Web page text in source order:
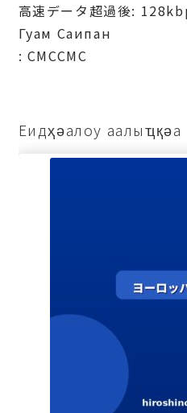
高速データ超過後:
Гуам Саипан
: СМССМС
Еидҳәалоу аалыҵқәа